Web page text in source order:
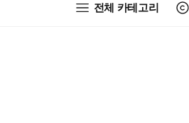
전체 카테고리